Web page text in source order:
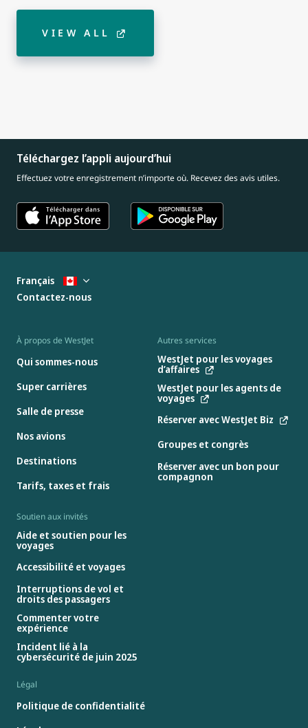
VIEW ALL
Téléchargez l’appli aujourd’hui
Effectuez votre enregistrement n’importe où. Recevez des avis utiles.
À propos de WestJet
Qui sommes-nous
Super carrières
Salle de presse
Nos avions
Destinations
Tarifs, taxes et frais
Autres services
WestJet pour les voyages
d’affaires
WestJet pour les agents de
voyages
Réserver avec WestJet Biz
Groupes et congrès
Réserver avec un bon pour
compagnon
Soutien aux invités
Aide et soutien pour les
voyages
Accessibilité et voyages
Interruptions de vol et
droits des passagers
Commenter votre
expérience
Incident lié à la
cybersécurité de juin 2025
Légal
Politique de confidentialité
Français
Contactez-nous